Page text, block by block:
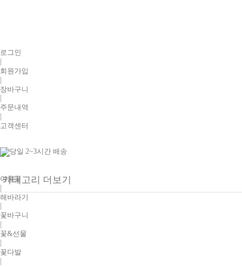
로그인
|
회원가입
|
장바구니
주문내역
고객센터
카테고리 더보기
여름꽃
|
해바라기
꽃바구니
꽃&선물
|
꽃다발
|